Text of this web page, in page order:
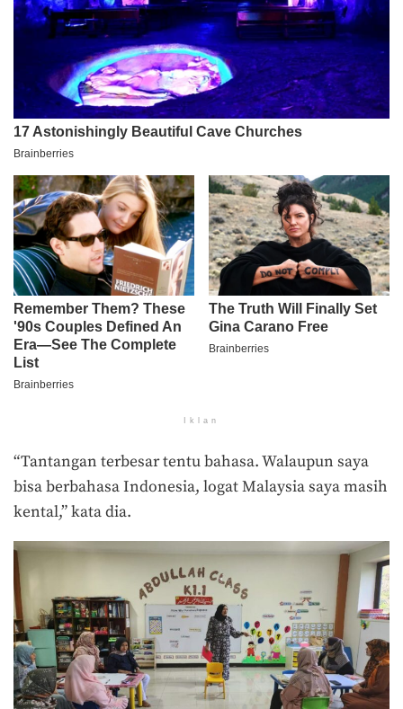
Iklan
“Tantangan terbesar tentu bahasa. Walaupun saya
bisa berbahasa Indonesia, logat Malaysia saya masih
kental,” kata dia.